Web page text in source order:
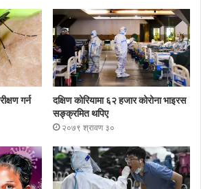
गर्न
दक्षिण कोरियामा ६२ हजार कोरोना भाइरस
सङ्क्रमित थपिए
२०७९ श्रावण ३०